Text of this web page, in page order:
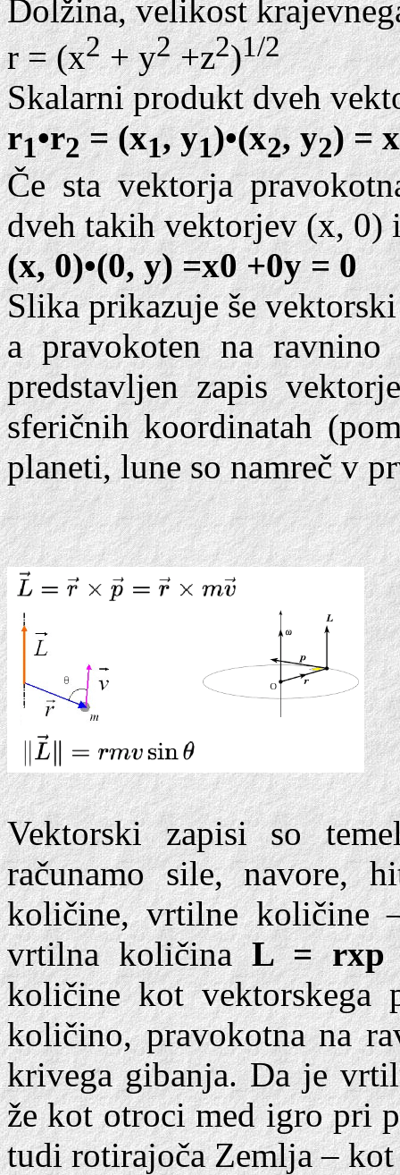
Dolžina, velikost
r = (x2+ y2+z2)1/2
Skalarni produkt dveh
r1•r2= (x1, y1)•(x2, y2) = x
Če sta vektorja
dveh takih vektorjev (x, 0)
(x, 0)•(0, y) =x0 +0y = 0
Slika prikazuje še
a pravokoten na
predstavljen zapis
sferičnih koordinatah
planeti, lune so namreč v
Vektorski zapisi so
računamo sile, navore,
količine, vrtilne količine
vrtilna količinaL = rxp
količine kot vektorskega
količino, pravokotna na
krivega gibanja. Da je
že kot otroci med igro pri
tudi rotirajoča Zemlja –